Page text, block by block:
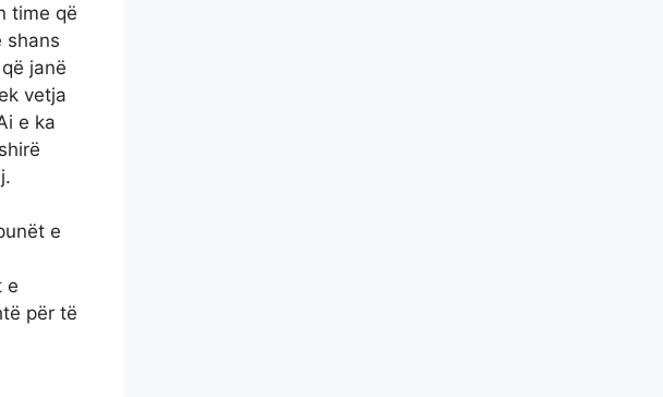
time që
shans
janë
vetja
e ka
e
e
për të